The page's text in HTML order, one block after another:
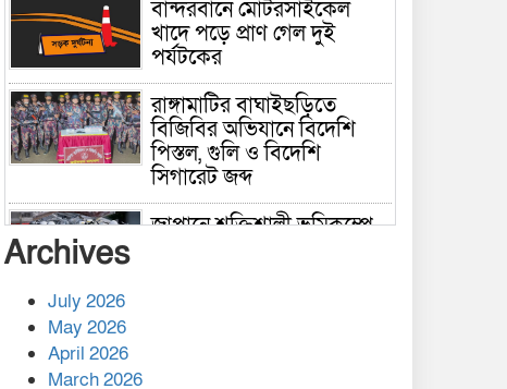
বান্দরবানে মোটরসাইকেল
খাদে পড়ে প্রাণ গেল দুই
পর্যটকের
রাঙ্গামাটির বাঘাইছড়িতে
বিজিবির অভিযানে বিদেশি
পিস্তল, গুলি ও বিদেশি
সিগারেট জব্দ
জাপানে শক্তিশালী ভূমিকম্পে
Archives
July 2026
May 2026
April 2026
March 2026